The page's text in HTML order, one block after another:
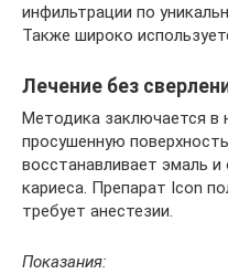
инфильтрации по
Также широко
Лечение без
Методика заключается в
просушенную
восстанавливает эмаль
кариеса. Препарат Icon
требует анестезии.
Показания: